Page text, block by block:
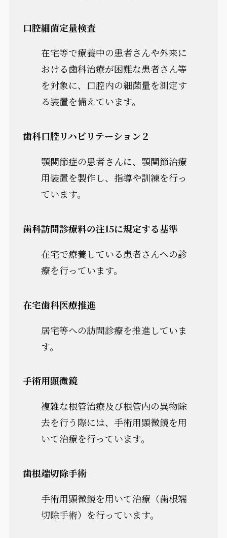
口腔細菌定量検査
在宅等で療養中の患者さんや外来に
おける歯科治療が困難な患者さん等
を対象に、口腔内の細菌量を測定す
る装置を備えています。
歯科口腔リハビリテーション２
顎関節症の患者さんに、顎関節治療
用装置を製作し、指導や訓練を行っ
ています。
歯科訪問診療料の注15に規定する基準
在宅で療養している患者さんへの診
療を行っています。
在宅歯科医療推進
居宅等への訪問診療を推進していま
す。
手術用顕微鏡
複雑な根管治療及び根管内の異物除
去を行う際には、手術用顕微鏡を用
いて治療を行っています。
歯根端切除手術
手術用顕微鏡を用いて治療（歯根端
切除手術）を行っています。